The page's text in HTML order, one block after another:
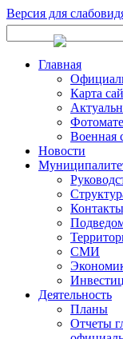
Версия для
Главная
Карта
Военная
Новости
Контакты
СМИ
Деятельность
Планы
Отчеты